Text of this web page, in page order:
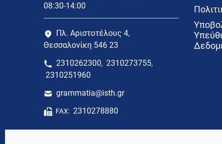
08:30-14:00
Πλ. Αριστοτέλους 4,
Θεσσαλονίκη 546 23
2310262300, 2310273755,
2310251960
grammatia@isth.gr
FAX: 2310278880